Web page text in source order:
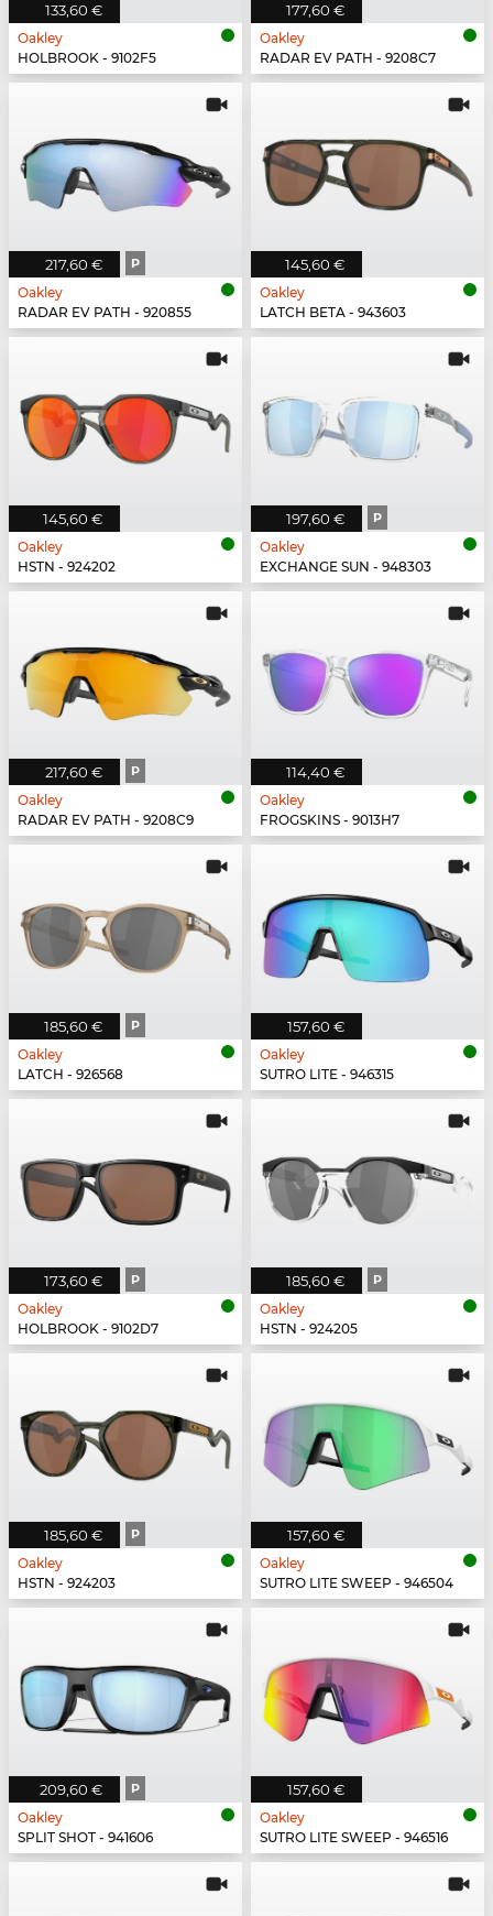
133,60 €
Oakley
HOLBROOK - 9102F5
177,60 €
Oakley
RADAR EV PATH - 9208C7
217,60 € P
Oakley
RADAR EV PATH - 920855
145,60 €
Oakley
LATCH BETA - 943603
145,60 €
Oakley
HSTN - 924202
197,60 € P
Oakley
EXCHANGE SUN - 948303
217,60 € P
Oakley
RADAR EV PATH - 9208C9
114,40 €
Oakley
FROGSKINS - 9013H7
185,60 € P
Oakley
LATCH - 926568
157,60 €
Oakley
SUTRO LITE - 946315
173,60 € P
Oakley
HOLBROOK - 9102D7
185,60 € P
Oakley
HSTN - 924205
185,60 € P
Oakley
HSTN - 924203
157,60 €
Oakley
SUTRO LITE SWEEP - 946504
209,60 € P
Oakley
SPLIT SHOT - 941606
157,60 €
Oakley
SUTRO LITE SWEEP - 946516